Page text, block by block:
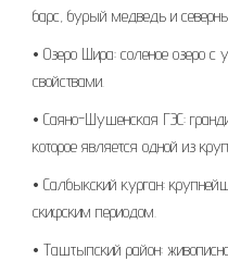
барс, бурый медведь и
• Озеро Шира: соленое озеро
свойствами.
• Саяно-Шушенская ГЭС:
которое является одной из
• Салбыкский курган:
скифским периодом.
• Таштыпский район: